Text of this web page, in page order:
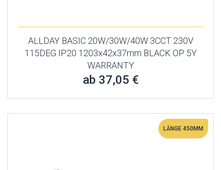
ALLDAY BASIC 20W/30W/40W 3CCT 230V
115DEG IP20 1203x42x37mm BLACK OP 5Y
WARRANTY
ab 37,05 €
LÄNGE 450MM